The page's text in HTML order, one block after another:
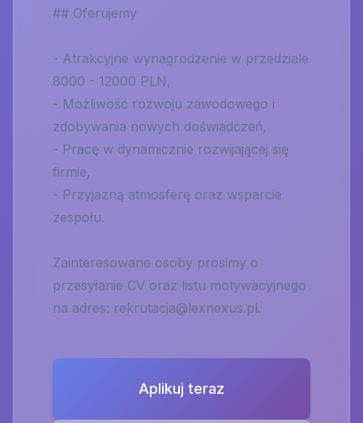
## Oferujemy
- Atrakcyjne wynagrodzenie w przedziale
8000 - 12000 PLN,
- Możliwość rozwoju zawodowego i
zdobywania nowych doświadczeń,
- Pracę w dynamicznie rozwijającej się
firmie,
- Przyjazną atmosferę oraz wsparcie
zespołu.
Zainteresowane osoby prosimy o
przesyłanie CV oraz listu motywacyjnego
na adres: rekrutacja@lexnexus.pl.
Aplikuj teraz